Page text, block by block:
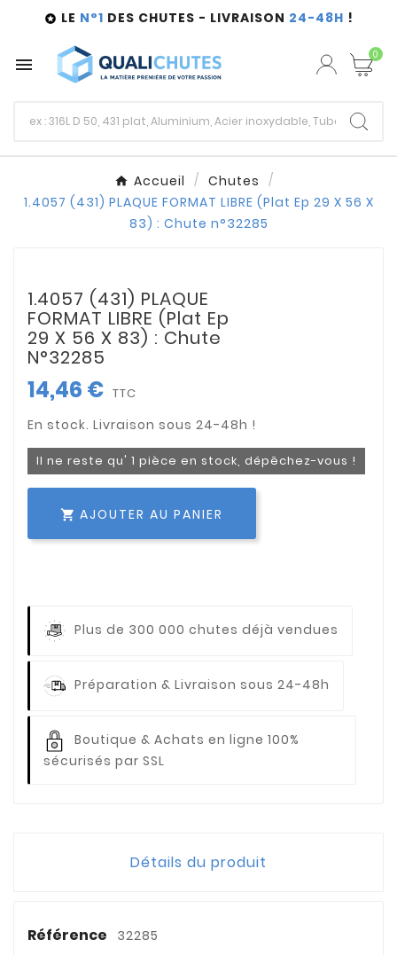
 LE N°1 DES CHUTES - LIVRAISON 24-48H !
 0
Accueil
Chutes
1.4057 (431) PLAQUE FORMAT LIBRE (Plat Ep 29 X 56 X
83) : Chute n°32285
1.4057 (431) PLAQUE
FORMAT LIBRE (Plat Ep
29 X 56 X 83) : Chute
N°32285
14,46 € TTC
Il ne reste qu' 1 pièce en stock, dépêchez-vous !
 AJOUTER AU PANIER
Plus de 300 000 chutes déjà vendues
Préparation & Livraison sous 24-48h
Boutique & Achats en ligne 100%
sécurisés par SSL
Détails du produit
Référence 32285